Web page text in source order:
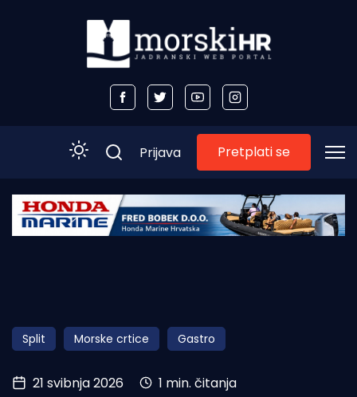
Početna
Obala
Otoci
Turizam i nautika
Prijava Pretplati se
Split Morske crtice Gastro
21 svibnja 2026 1 min. čitanja